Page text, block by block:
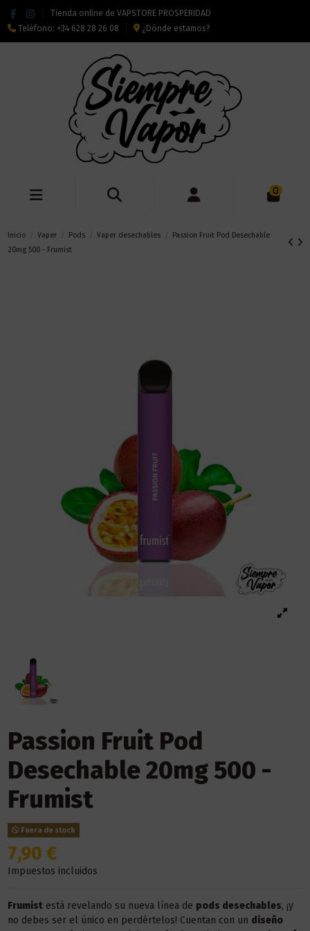
Tienda online de VAPSTORE PROSPERIDAD
Teléfono: +34 628 28 26 08 ¿Dónde estamos?
0
Inicio Vaper Pods Vaper desechables
Passion Fruit Pod Desechable
20mg 500 - Frumist
Passion Fruit Pod
Desechable 20mg 500 -
Frumist
Fuera de stock
7,90 €
Impuestos incluidos
Frumistestá revelando su nueva línea de pods desechables, ¡y
no debes ser el único en perdértelos! Cuentan con un diseño